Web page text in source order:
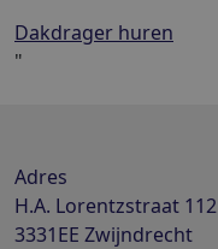
Dakdrager huren
"
Adres
H.A. Lorentzstraat 112
3331EE Zwijndrecht